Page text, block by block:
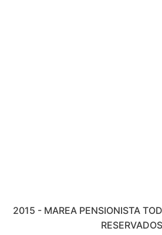
2015 - MAREA PENSIONISTA
RESERVADOS